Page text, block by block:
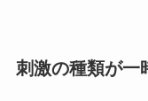
刺激の種類が一